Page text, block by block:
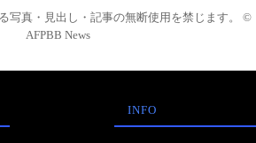
写真・見出し・記事の無断使用を禁じます。 ©
AFPBB News
INFO